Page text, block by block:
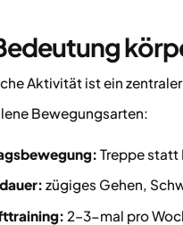
Aktivität ist ein
Bewegungsarten:
Treppe statt
zügiges Gehen,
2–3-mal pro